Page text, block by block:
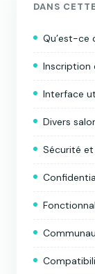
DANS
Qu’est-ce
Inscription
Interface
Divers
Sécurité